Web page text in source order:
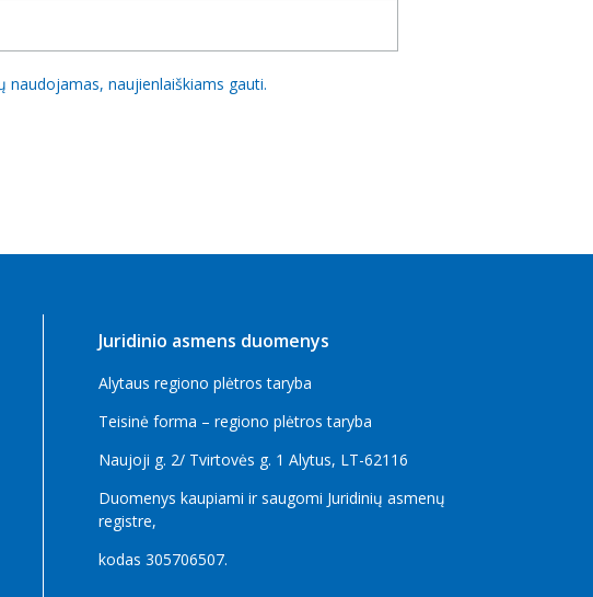
naudojamas, naujienlaiškiams gauti.
Juridinio asmens duomenys
Alytaus regiono plėtros taryba
Teisinė forma – regiono plėtros taryba
Naujoji g. 2/ Tvirtovės g. 1 Alytus, LT-62116
Duomenys kaupiami ir saugomi Juridinių asmenų
registre,
kodas 305706507.